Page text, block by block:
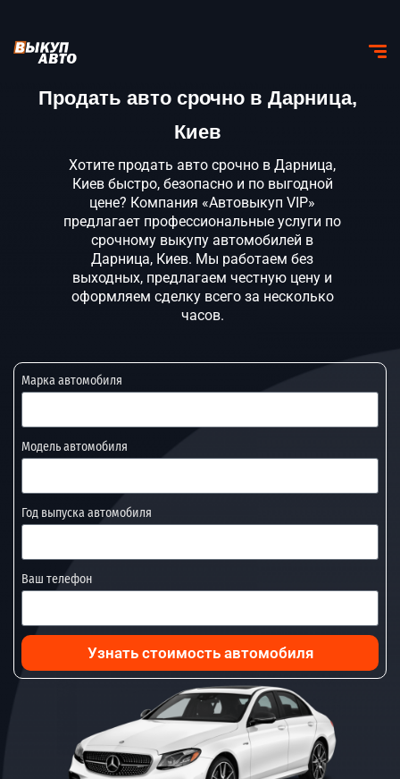
Продать авто срочно в Дарница,
Киев
Хотите продать авто срочно в Дарница,
Киев быстро, безопасно и по выгодной
цене? Компания «Автовыкуп VIP»
предлагает профессиональные услуги по
срочному выкупу автомобилей в
Дарница, Киев. Мы работаем без
выходных, предлагаем честную цену и
оформляем сделку всего за несколько
часов.
Марка автомобиля
Модель автомобиля
Год выпуска автомобиля
Ваш телефон
Узнать стоимость автомобиля